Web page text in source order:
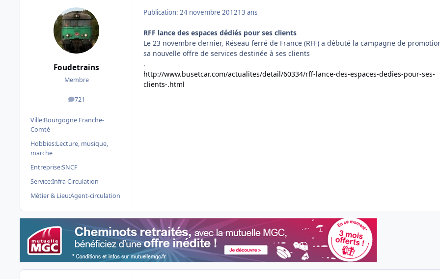
Foudetrains
Membre
721
messages
Ville:Bourgogne Franche-
Comté
Hobbies:Lecture, musique,
marche
Entreprise:SNCF
Service:Infra Circulation
Métier & Lieu:Agent-circulation
Publication: 24 novembre 201213 ans
RFF lance des espaces dédiés pour ses clients
Le 23 novembre dernier, Réseau ferré de France (RFF) a débuté la campagne de
sa nouvelle offre de services destinée à ses clients
.
http://www.busetcar.com/actualites/detail/60334/rff-lance-des-espaces-dedies-pour-ses-
clients-.html